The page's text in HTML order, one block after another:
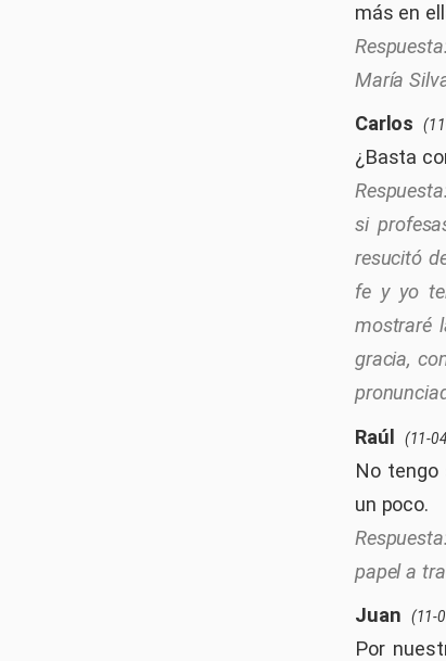
más en
María
Carlos
¿Basta
si
resucitó
fe y yo
mostraré
gracia,
Raúl
(11-
No tengo
un poco.
papel a
Juan
(11-
Por